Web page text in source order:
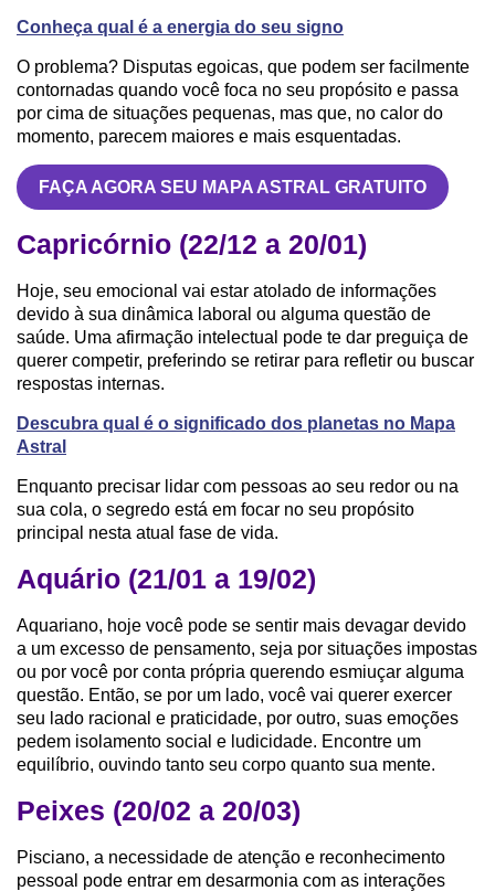
Conheça qual é a energia do seu signo
O problema? Disputas egoicas, que podem ser facilmente
contornadas quando você foca no seu propósito e passa
por cima de situações pequenas, mas que, no calor do
momento, parecem maiores e mais esquentadas.
FAÇA AGORA SEU MAPA ASTRAL GRATUITO
Capricórnio (22/12 a 20/01)
Hoje, seu emocional vai estar atolado de informações
devido à sua dinâmica laboral ou alguma questão de
saúde. Uma afirmação intelectual pode te dar preguiça de
querer competir, preferindo se retirar para refletir ou buscar
respostas internas.
Descubra qual é o significado dos planetas no Mapa
Astral
Enquanto precisar lidar com pessoas ao seu redor ou na
sua cola, o segredo está em focar no seu propósito
principal nesta atual fase de vida.
Aquário (21/01 a 19/02)
Aquariano, hoje você pode se sentir mais devagar devido
a um excesso de pensamento, seja por situações impostas
ou por você por conta própria querendo esmiuçar alguma
questão. Então, se por um lado, você vai querer exercer
seu lado racional e praticidade, por outro, suas emoções
pedem isolamento social e ludicidade. Encontre um
equilíbrio, ouvindo tanto seu corpo quanto sua mente.
Peixes (20/02 a 20/03)
Pisciano, a necessidade de atenção e reconhecimento
pessoal pode entrar em desarmonia com as interações